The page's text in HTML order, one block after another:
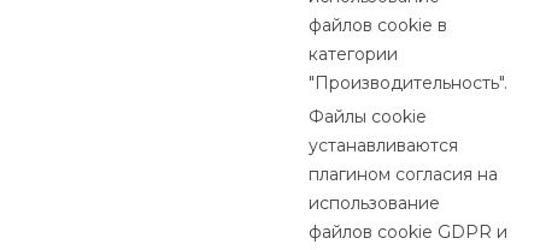
файлов cookie в
категории
"Производительность".
Файлы cookie
устанавливаются
плагином согласия на
использование
файлов cookie GDPR и